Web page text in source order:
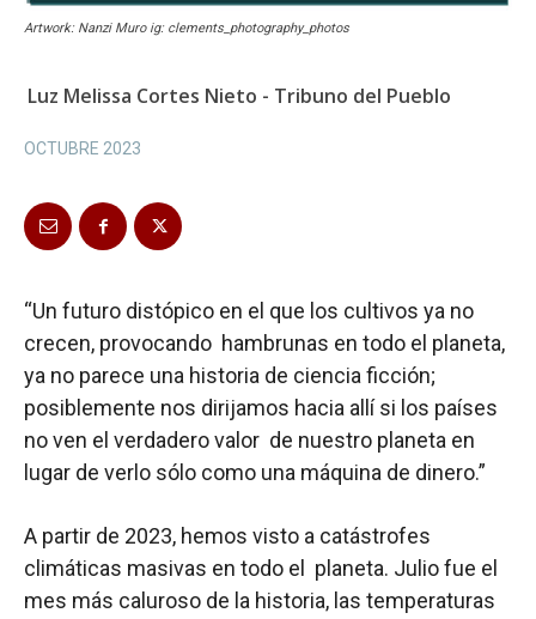
Artwork: Nanzi Muro ig: clements_photography_photos
Luz Melissa Cortes Nieto - Tribuno del Pueblo
OCTUBRE 2023
“Un futuro distópico en el que los cultivos ya no
crecen, provocando hambrunas en todo el planeta,
ya no parece una historia de ciencia ficción;
posiblemente nos dirijamos hacia allí si los países
no ven el verdadero valor de nuestro planeta en
lugar de verlo sólo como una máquina de dinero.”
A partir de 2023, hemos visto a catástrofes
climáticas masivas en todo el planeta. Julio fue el
mes más caluroso de la historia, las temperaturas